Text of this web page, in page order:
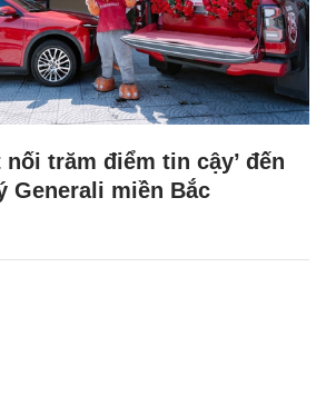
nối trăm điểm tin cậy’ đến
Generali miền Bắc